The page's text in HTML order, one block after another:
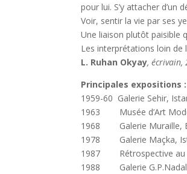
pour lui. S’y attacher d’un
Voir, sentir la vie par ses
Une liaison plutôt paisible
Les interprétations loin de
L. Ruhan Okyay, écrivain,
Principales expositions :
1959-60 Galerie Sehir,
1963 Musée d’Art
1968 Galerie Muraille,
1978 Galerie Maçka,
1987 Rétrospective au
1988 Galerie